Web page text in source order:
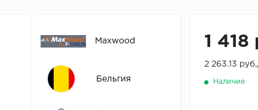
Maxwood
Бельгия
1
2 263.13
Наличие